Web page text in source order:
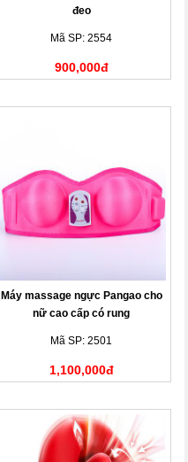
đeo
Mã SP: 2554
900,000đ
Máy massage ngực Pangao cho
nữ cao cấp có rung
Mã SP: 2501
1,100,000đ